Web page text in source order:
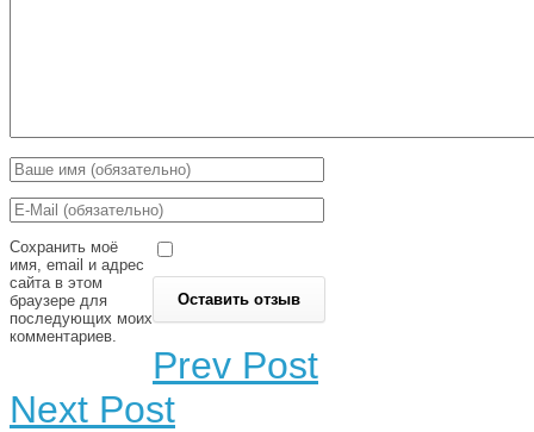
Сохранить моё
имя, email и адрес
сайта в этом
браузере для
последующих моих
комментариев.
Prev Post
Next Post